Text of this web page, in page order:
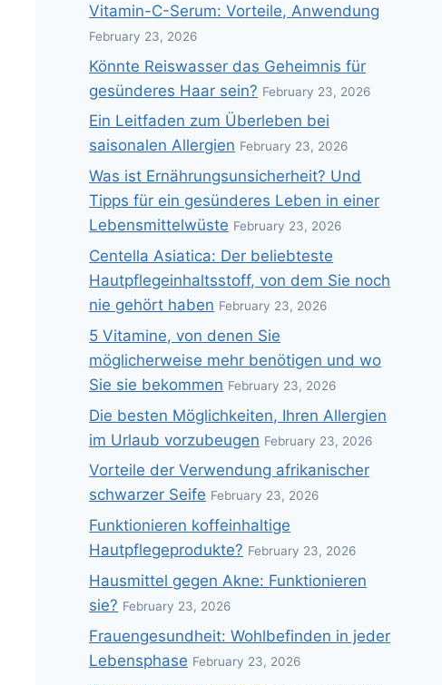
Vitamin-C-Serum: Vorteile, Anwendung
February 23, 2026
Könnte Reiswasser das Geheimnis für
gesünderes Haar sein? February 23, 2026
Ein Leitfaden zum Überleben bei
saisonalen Allergien February 23, 2026
Was ist Ernährungsunsicherheit? Und
Tipps für ein gesünderes Leben in einer
Lebensmittelwüste February 23, 2026
Centella Asiatica: Der beliebteste
Hautpflegeinhaltsstoff, von dem Sie noch
nie gehört haben February 23, 2026
5 Vitamine, von denen Sie
möglicherweise mehr benötigen und wo
Sie sie bekommen February 23, 2026
Die besten Möglichkeiten, Ihren Allergien
im Urlaub vorzubeugen February 23, 2026
Vorteile der Verwendung afrikanischer
schwarzer Seife February 23, 2026
Funktionieren koffeinhaltige
Hautpflegeprodukte? February 23, 2026
Hausmittel gegen Akne: Funktionieren
sie? February 23, 2026
Frauengesundheit: Wohlbefinden in jeder
Lebensphase February 23, 2026